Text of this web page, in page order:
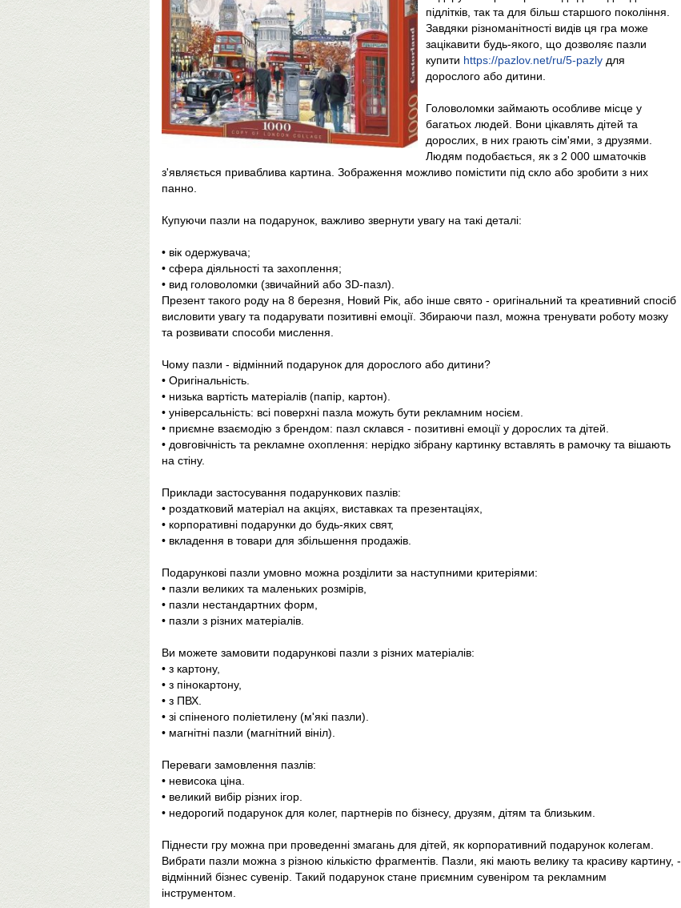
підлітків, так та для більш старшого покоління.
Завдяки різноманітності видів ця гра може
зацікавити будь-якого, що дозволяє пазли
купити https://pazlov.net/ru/5-pazly для
дорослого або дитини.
Головоломки займають особливе місце у
багатьох людей. Вони цікавлять дітей та
дорослих, в них грають сім'ями, з друзями.
Людям подобається, як з 2 000 шматочків
з'являється приваблива картина. Зображення можливо помістити під скло або зробити з них
панно.
Купуючи пазли на подарунок, важливо звернути увагу на такі деталі:
• вік одержувача;
• сфера діяльності та захоплення;
• вид головоломки (звичайний або 3D-пазл).
Презент такого роду на 8 березня, Новий Рік, або інше свято - оригінальний та креативний спосіб
висловити увагу та подарувати позитивні емоції. Збираючи пазл, можна тренувати роботу мозку
та розвивати способи мислення.
Чому пазли - відмінний подарунок для дорослого або дитини?
• Оригінальність.
• низька вартість матеріалів (папір, картон).
• універсальність: всі поверхні пазла можуть бути рекламним носієм.
• приємне взаємодію з брендом: пазл склався - позитивні емоції у дорослих та дітей.
• довговічність та рекламне охоплення: нерідко зібрану картинку вставлять в рамочку та вішають
на стіну.
Приклади застосування подарункових пазлів:
• роздатковий матеріал на акціях, виставках та презентаціях,
• корпоративні подарунки до будь-яких свят,
• вкладення в товари для збільшення продажів.
Подарункові пазли умовно можна розділити за наступними критеріями:
• пазли великих та маленьких розмірів,
• пазли нестандартних форм,
• пазли з різних матеріалів.
Ви можете замовити подарункові пазли з різних матеріалів:
• з картону,
• з пінокартону,
• з ПВХ.
• зі спіненого поліетилену (м'які пазли).
• магнітні пазли (магнітний вініл).
Переваги замовлення пазлів:
• невисока ціна.
• великий вибір різних ігор.
• недорогий подарунок для колег, партнерів по бізнесу, друзям, дітям та близьким.
Піднести гру можна при проведенні змагань для дітей, як корпоративний подарунок колегам.
Вибрати пазли можна з різною кількістю фрагментів. Пазли, які мають велику та красиву картину, -
відмінний бізнес сувенір. Такий подарунок стане приємним сувеніром та рекламним
інструментом.